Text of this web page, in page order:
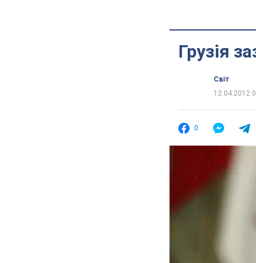
Грузія
Світ
12.04.2012
0